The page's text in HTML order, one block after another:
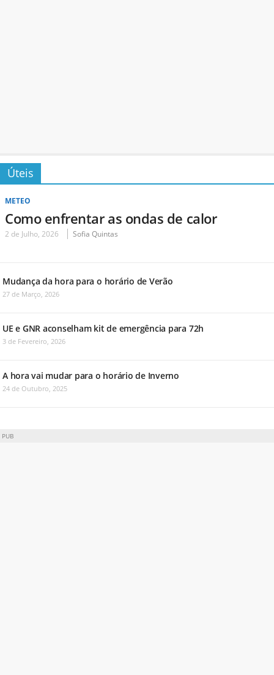
Úteis
METEO
Como enfrentar as ondas de calor
2 de Julho, 2026 Sofia Quintas
Mudança da hora para o horário de Verão
27 de Março, 2026
UE e GNR aconselham kit de emergência para 72h
3 de Fevereiro, 2026
A hora vai mudar para o horário de Inverno
24 de Outubro, 2025
PUB